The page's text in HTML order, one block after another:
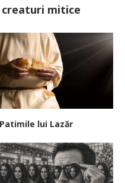
creaturi mitice
Patimile lui Lazăr